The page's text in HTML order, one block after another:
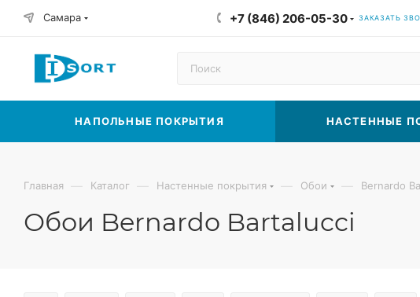
Самара +7 (846) 206-05-30 ЗАКАЗАТЬ
НАПОЛЬНЫЕ ПОКРЫТИЯ НАСТЕННЫЕ
Главная — Каталог — Настенные покрытия — Обои — Bernardo
Обои Bernardo Bartalucci